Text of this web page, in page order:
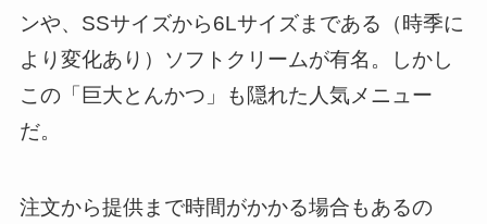
ンや、SSサイズから6Lサイズまである（時季に
より変化あり）ソフトクリームが有名。しかし
この「巨大とんかつ」も隠れた人気メニュー
だ。
注文から提供まで時間がかかる場合もあるの